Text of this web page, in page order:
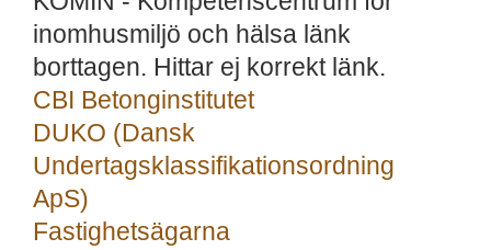
inomhusmiljö och hälsa länk
borttagen. Hittar ej korrekt länk.
CBI Betonginstitutet
DUKO (Dansk
Undertagsklassifikationsordning
ApS)
Fastighetsägarna